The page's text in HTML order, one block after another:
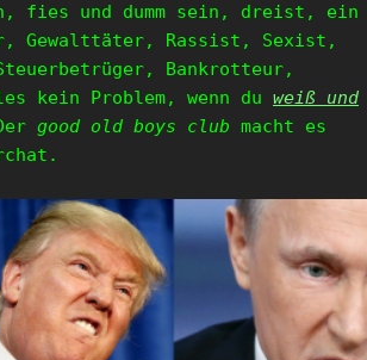
fies und dumm sein, dreist, ein
Gewalttäter, Rassist, Sexist,
Bankrotteur,
kein Problem, wenn du weiß und
good old boys club macht es